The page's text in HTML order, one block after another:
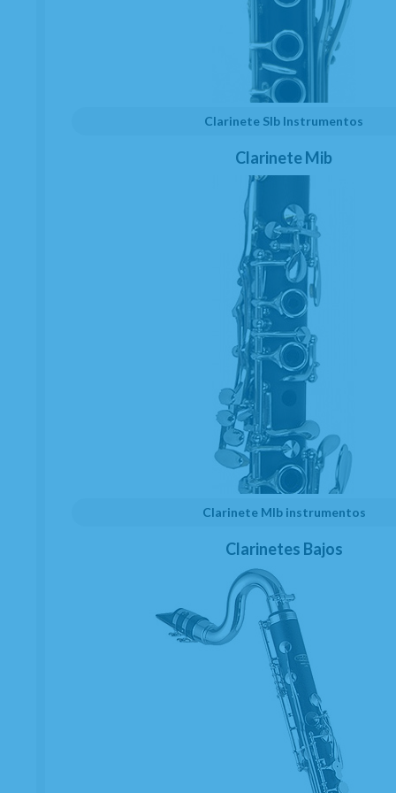
Clarinete SIb Instrumentos
Clarinete Mib
Clarinete MIb instrumentos
Clarinetes Bajos
Clarinete Sib Buffet Crampon
RC Segunda Mano 17 Llaves